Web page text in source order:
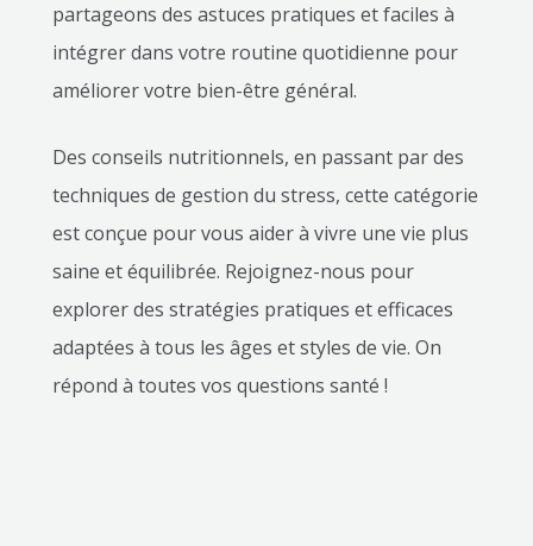
partageons des astuces pratiques et faciles à
intégrer dans votre routine quotidienne pour
améliorer votre bien-être général.
Des conseils nutritionnels, en passant par des
techniques de gestion du stress, cette catégorie
est conçue pour vous aider à vivre une vie plus
saine et équilibrée. Rejoignez-nous pour
explorer des stratégies pratiques et efficaces
adaptées à tous les âges et styles de vie. On
répond à toutes vos questions santé !